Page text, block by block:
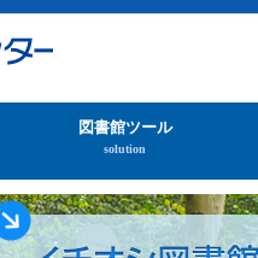
図書館ツール
solution